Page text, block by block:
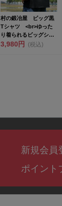
村の鍛冶屋 ビッグ黒
Tシャツ <br>ゆった
り着られるビッグシル
エット ...
3,980円 (税込)
新規会員
ポイント